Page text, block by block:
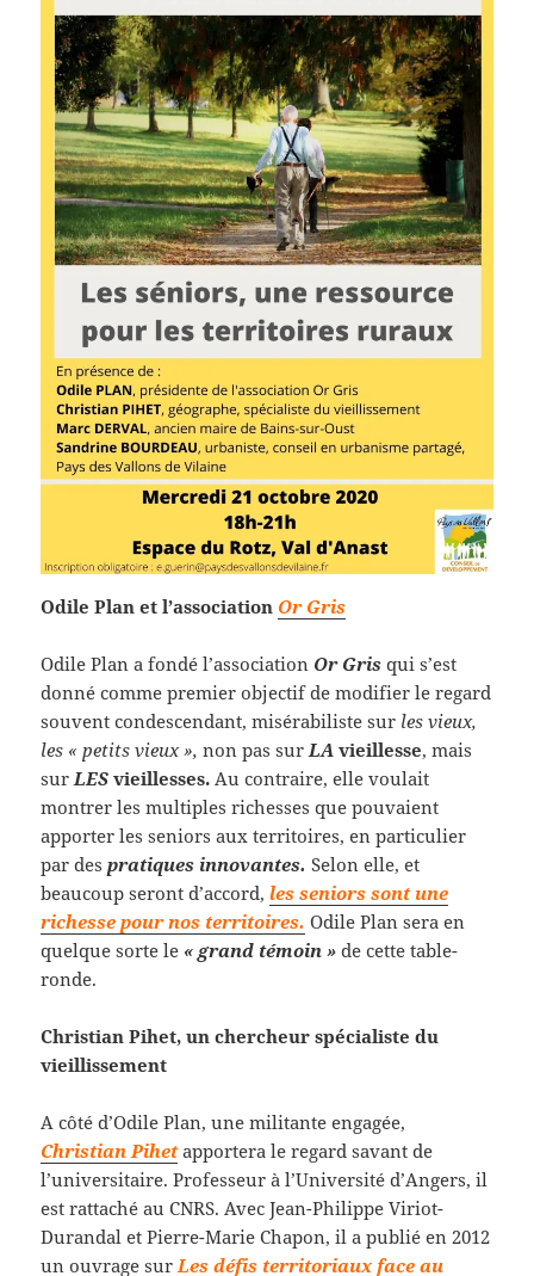
Odile Plan et l’association Or Gris
Odile Plan a fondé l’association Or Grisqui s’est
donné comme premier objectif de modifier le regard
souvent condescendant, misérabiliste sur les vieux,
les « petits vieux »,non pas sur LA vieillesse, mais
sur LES vieillesses. Au contraire, elle voulait
montrer les multiples richesses que pouvaient
apporter les seniors aux territoires, en particulier
par des pratiques innovantes. Selon elle, et
beaucoup seront d’accord,les seniors sont une
richesse pour nos territoires. Odile Plan sera en
quelque sorte le « grand témoin » de cette table-
ronde.
Christian Pihet, un chercheur spécialiste du
vieillissement
A côté d’Odile Plan, une militante engagée,
Christian Pihetapportera le regard savant de
l’universitaire. Professeur à l’Université d’Angers, il
est rattaché au CNRS. Avec Jean-Philippe Viriot-
Durandal et Pierre-Marie Chapon, il a publié en 2012
un ouvrage sur Les défis territoriaux face au